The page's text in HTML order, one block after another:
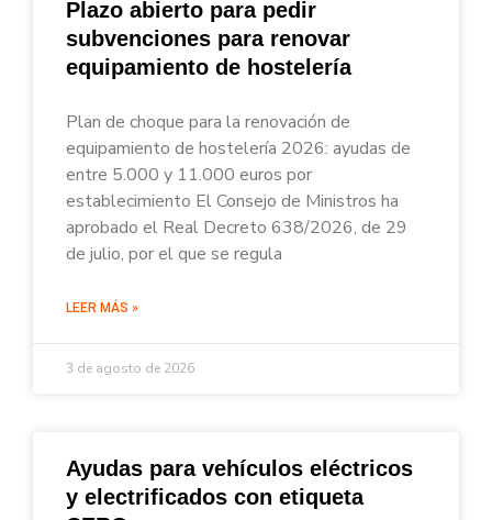
Plazo abierto para pedir
subvenciones para renovar
equipamiento de hostelería
Plan de choque para la renovación de
equipamiento de hostelería 2026: ayudas de
entre 5.000 y 11.000 euros por
establecimiento El Consejo de Ministros ha
aprobado el Real Decreto 638/2026, de 29
de julio, por el que se regula
LEER MÁS »
3 de agosto de 2026
Ayudas para vehículos eléctricos
y electrificados con etiqueta